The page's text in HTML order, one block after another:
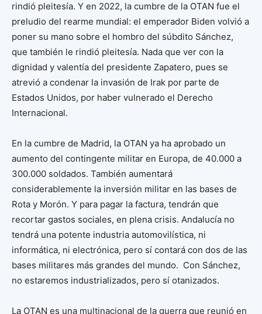
rindió pleitesía. Y en 2022, la cumbre de la OTAN fue el
preludio del rearme mundial: el emperador Biden volvió a
poner su mano sobre el hombro del súbdito Sánchez,
que también le rindió pleitesía. Nada que ver con la
dignidad y valentía del presidente Zapatero, pues se
atrevió a condenar la invasión de Irak por parte de
Estados Unidos, por haber vulnerado el Derecho
Internacional.
En la cumbre de Madrid, la OTAN ya ha aprobado un
aumento del contingente militar en Europa, de 40.000 a
300.000 soldados. También aumentará
considerablemente la inversión militar en las bases de
Rota y Morón. Y para pagar la factura, tendrán que
recortar gastos sociales, en plena crisis. Andalucía no
tendrá una potente industria automovilística, ni
informática, ni electrónica, pero sí contará con dos de las
bases militares más grandes del mundo. Con Sánchez,
no estaremos industrializados, pero sí otanizados.
La OTAN es una multinacional de la guerra que reunió en